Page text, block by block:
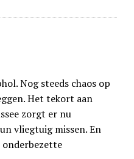
Nog steeds chaos op
Het tekort aan
zorgt er nu
vliegtuig missen. En